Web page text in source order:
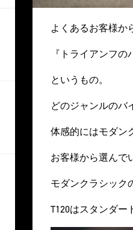
よくあるお客様か
『トライアンフ
というもの。
どのジャンルのバ
体感的にはモダン
お客様から選んで
モダンクラシック
T120はスタンダー